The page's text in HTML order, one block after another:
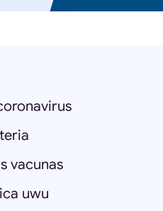
vacunas
uwu